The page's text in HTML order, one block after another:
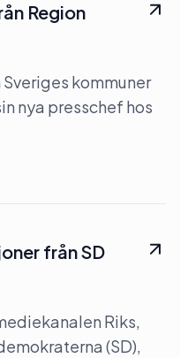
Region
kommuner
nya presschef hos
från SD
Riks,
(SD),